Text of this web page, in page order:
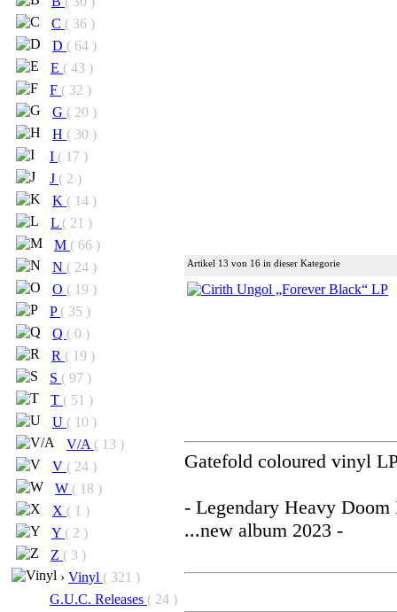
C ( 36 )
D ( 64 )
E ( 43 )
F ( 32 )
G ( 20 )
H ( 30 )
I ( 17 )
J ( 2 )
K ( 14 )
L ( 21 )
M ( 66 )
N ( 24 )
O ( 19 )
P ( 35 )
Q ( 0 )
R ( 19 )
S ( 97 )
T ( 51 )
U ( 10 )
V/A ( 13 )
V ( 24 )
W ( 18 )
X ( 1 )
Y ( 2 )
Z ( 3 )
› Vinyl ( 321 )
G.U.C. Releases ( 24 )
Artikel 13 von 16 in dieser Kategorie
Gatefold coloured vinyl
- Legendary Heavy
...new album 2023 -